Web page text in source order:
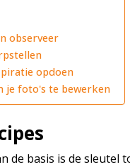
observeer
opdoen
je foto's te bewerken
de basis is de sleutel